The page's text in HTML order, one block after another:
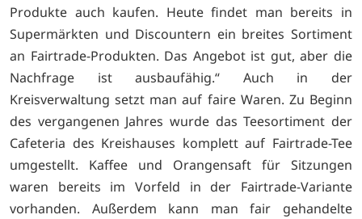
Produkte auch kaufen. Heute findet man bereits in
Supermärkten und Discountern ein breites Sortiment
an Fairtrade-Produkten. Das Angebot ist gut, aber die
Nachfrage ist ausbaufähig.“ Auch in der
Kreisverwaltung setzt man auf faire Waren. Zu Beginn
des vergangenen Jahres wurde das Teesortiment der
Cafeteria des Kreishauses komplett auf Fairtrade-Tee
umgestellt. Kaffee und Orangensaft für Sitzungen
waren bereits im Vorfeld in der Fairtrade-Variante
vorhanden. Außerdem kann man fair gehandelte